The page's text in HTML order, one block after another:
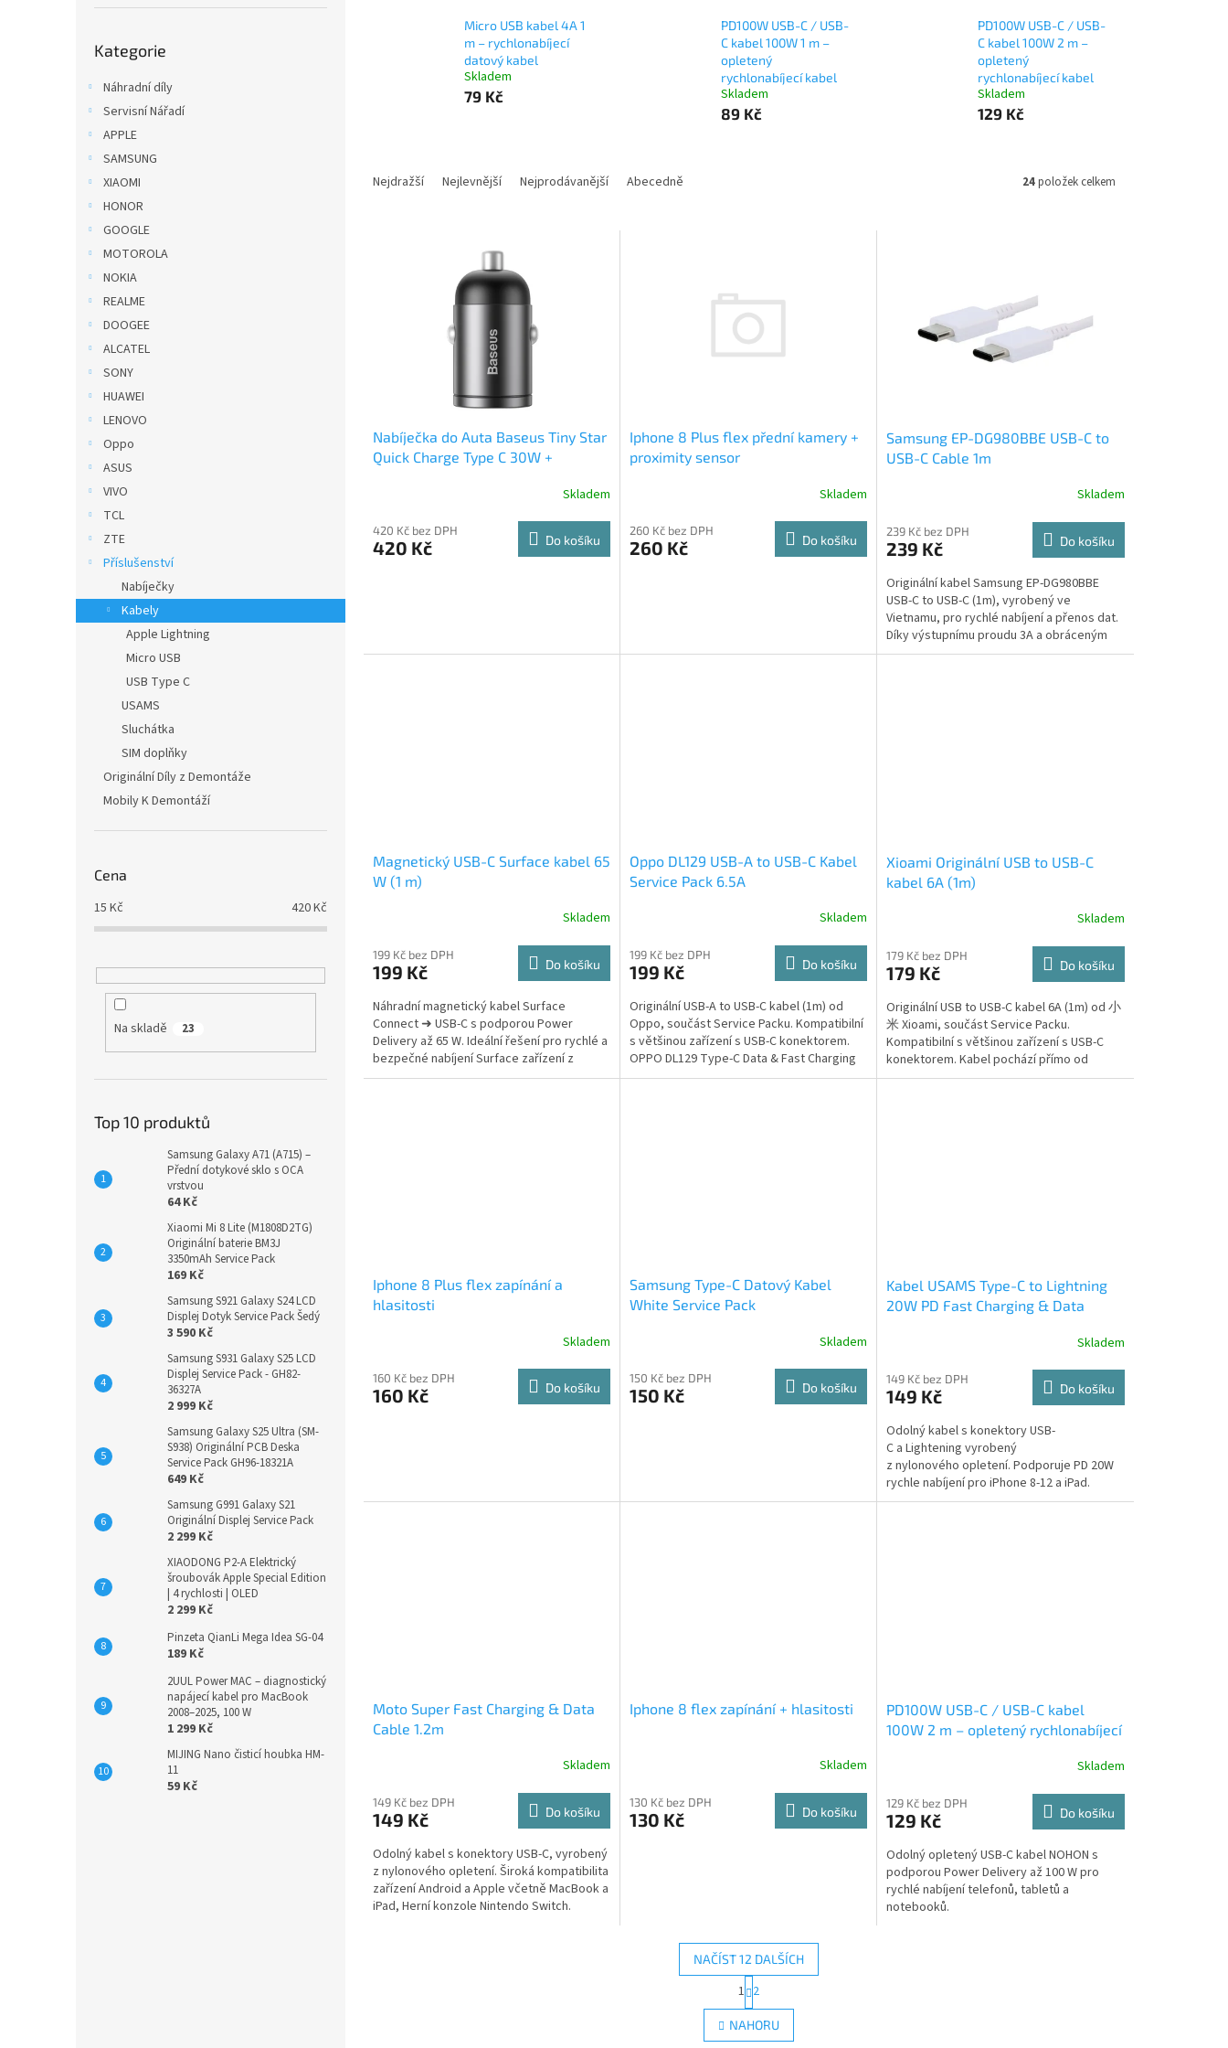
kategorie
Kategorie
Náhradní díly
Servisní Nářadí
APPLE
SAMSUNG
XIAOMI
HONOR
GOOGLE
MOTOROLA
NOKIA
REALME
DOOGEE
ALCATEL
SONY
HUAWEI
LENOVO
Oppo
ASUS
VIVO
TCL
ZTE
Příslušenství
Nabíječky
Kabely
Apple Lightning
Micro USB
USB Type C
USAMS
Sluchátka
SIM doplňky
Originální Díly z Demontáže
Mobily K Demontáží
Cena
15 Kč 420Kč
Na skladě 23
Top 10 produktů
Samsung Galaxy A71 (A715) –
Přední dotykové sklo s OCA
vrstvou
64 Kč
Xiaomi Mi 8 Lite (M1808D2TG)
Originální baterie BM3J
3350mAh Service Pack
169 Kč
Samsung S921 Galaxy S24 LCD
Displej Dotyk Service Pack Šedý
3 590 Kč
Samsung S931 Galaxy S25 LCD
Displej Service Pack - GH82-
36327A
2 999 Kč
Samsung Galaxy S25 Ultra (SM-
S938) Originální PCB Deska
Service Pack GH96-18321A
649 Kč
Samsung G991 Galaxy S21
Originální Displej Service Pack
2 299 Kč
XIAODONG P2-A Elektrický
šroubovák Apple Special Edition
| 4 rychlosti | OLED
2 299 Kč
Pinzeta QianLi Mega Idea SG-04
189 Kč
2UUL Power MAC – diagnostický
napájecí kabel pro MacBook
2008–2025, 100 W
1 299 Kč
MIJING Nano čisticí houbka HM-
11
59 Kč
Micro USB kabel 4A 1
m – rychlonabíjecí
datový kabel
Skladem
79 Kč
PD100W USB-C / USB-
C kabel 100W 1 m –
opletený
rychlonabíjecí kabel
Skladem
89 Kč
PD100W USB-C / USB-
C kabel 100W 2 m –
opletený
rychlonabíjecí kabel
Skladem
129 Kč
Nejdražší Nejlevnější Nejprodávanější Abecedně 24položek celkem
Nabíječka do Auta Baseus Tiny Star
Quick Charge Type C 30W +
Skladem
420 Kč bez DPH
420 Kč Do košíku
Iphone 8 Plus flex přední kamery +
proximity sensor
Skladem
260 Kč bez DPH
260 Kč Do košíku
Samsung EP-DG980BBE USB-C to
USB-C Cable 1m
Skladem
239 Kč bez DPH
239 Kč Do košíku
Originální kabel Samsung EP-DG980BBE
USB-C to USB-C (1m), vyrobený ve
Vietnamu, pro rychlé nabíjení a přenos dat.
Díky výstupnímu proudu 3A a obráceným
konektorům zajišťuje...
Magnetický USB-C Surface kabel 65
W (1 m)
Skladem
199 Kč bez DPH
199 Kč Do košíku
Náhradní magnetický kabel Surface
Connect ➜ USB-C s podporou Power
Delivery až 65 W. Ideální řešení pro rychlé a
bezpečné nabíjení Surface zařízení z
libovolného USB-C PD adaptéru.
Oppo DL129 USB-A to USB-C Kabel
Service Pack 6.5A
Skladem
199 Kč bez DPH
199 Kč Do košíku
Originální USB-A to USB-C kabel (1m) od
Oppo, součást Service Packu. Kompatibilní
s většinou zařízení s USB-C konektorem.
OPPO DL129 Type-C Data & Fast Charging
Cable je...
Xioami Originální USB to USB-C
kabel 6A (1m)
Skladem
179 Kč bez DPH
179 Kč Do košíku
Originální USB to USB-C kabel 6A (1m) od 小
米 Xioami, součást Service Packu.
Kompatibilní s většinou zařízení s USB-C
konektorem. Kabel pochází přímo od
výrobce...
Iphone 8 Plus flex zapínání a
hlasitosti
Skladem
160 Kč bez DPH
160 Kč Do košíku
Samsung Type-C Datový Kabel
White Service Pack
Skladem
150 Kč bez DPH
150 Kč Do košíku
Kabel USAMS Type-C to Lightning
20W PD Fast Charging & Data
Skladem
149 Kč bez DPH
149 Kč Do košíku
Odolný kabel s konektory USB-
C a Lightening vyrobený
z nylonového opletení. Podporuje PD 20W
rychle nabíjení pro iPhone 8-12 a iPad.
Moto Super Fast Charging & Data
Cable 1.2m
Skladem
149 Kč bez DPH
149 Kč Do košíku
Odolný kabel s konektory USB-C, vyrobený
z nylonového opletení. Široká kompatibilita
zařízení Android a Apple včetně MacBook a
iPad, Herní konzole Nintendo Switch.
Iphone 8 flex zapínání + hlasitosti
Skladem
130 Kč bez DPH
130 Kč Do košíku
PD100W USB-C / USB-C kabel
100W 2 m – opletený rychlonabíjecí
Skladem
129 Kč bez DPH
129 Kč Do košíku
Odolný opletený USB-C kabel NOHON s
podporou Power Delivery až 100 W pro
rychlé nabíjení telefonů, tabletů a
notebooků.
O
v
l
NAČÍST 12 DALŠÍCH
S
t
r
á
1 2
NAHORU